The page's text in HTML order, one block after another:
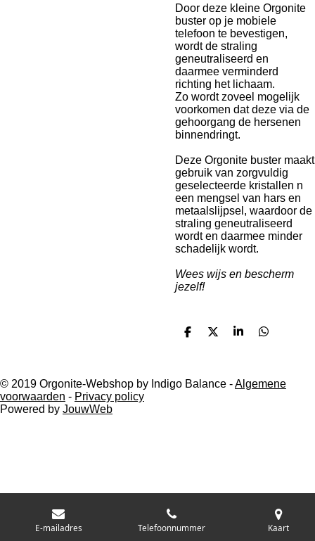
Door deze kleine Orgonite
buster op je mobiele
telefoon te bevestigen,
wordt de straling
geneutraliseerd en
daarmee verminderd
richting het lichaam.
Zo wordt zoveel mogelijk
voorkomen dat deze via de
gehoorgang de hersenen
binnendringt.
Deze Orgonite buster maakt
gebruik van zorgvuldig
geselecteerde kristallen n
een mengsel van hars en
metaalslijpsel, waardoor de
straling geneutraliseerd
wordt en daarmee minder
schadelijk wordt.
Wees wijs en bescherm
jezelf!
D
n
D
S
e
D
n
© 2019 Orgonite-Webshop by Indigo Balance -Algemene
voorwaarden - Privacy policy
Powered by JouwWeb
E-mailadres Telefoonnummer Kaart